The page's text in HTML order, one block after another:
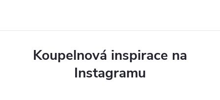
Koupelnová inspirace na
Instagramu